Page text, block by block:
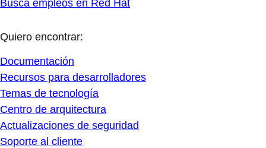
Busca empleos en Red Hat
Quiero encontrar:
Documentación
Recursos para desarrolladores
Temas de tecnología
Centro de arquitectura
Actualizaciones de seguridad
Soporte al cliente